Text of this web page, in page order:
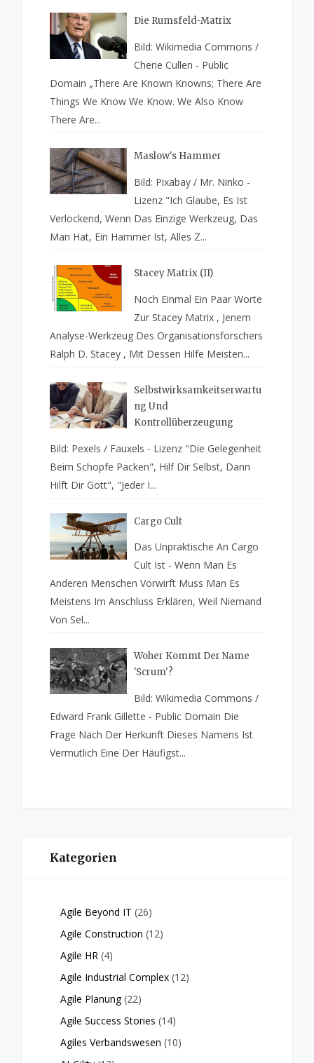
Die Rumsfeld-Matrix
Bild: Wikimedia Commons /
Cherie Cullen - Public
Domain „There Are Known Knowns; There Are
Things We Know We Know. We Also Know
There Are...
Maslow's Hammer
Bild: Pixabay / Mr. Ninko -
Lizenz "Ich Glaube, Es Ist
Verlockend, Wenn Das Einzige Werkzeug, Das
Man Hat, Ein Hammer Ist, Alles Z...
Stacey Matrix (II)
Noch Einmal Ein Paar Worte
Zur Stacey Matrix , Jenem
Analyse-Werkzeug Des Organisationsforschers
Ralph D. Stacey , Mit Dessen Hilfe Meisten...
Selbstwirksamkeitserwartu
Ng Und
Kontrollüberzeugung
Bild: Pexels / Fauxels - Lizenz "Die Gelegenheit
Beim Schopfe Packen", Hilf Dir Selbst, Dann
Hilft Dir Gott", "Jeder I...
Cargo Cult
Das Unpraktische An Cargo
Cult Ist - Wenn Man Es
Anderen Menschen Vorwirft Muss Man Es
Meistens Im Anschluss Erklären, Weil Niemand
Von Sel...
Woher Kommt Der Name
'Scrum'?
Bild: Wikimedia Commons /
Edward Frank Gillette - Public Domain Die
Frage Nach Der Herkunft Dieses Namens Ist
Vermutlich Eine Der Häufigst...
Kategorien
Agile Beyond IT (26)
Agile Construction (12)
Agile HR (4)
Agile Industrial Complex (12)
Agile Planung (22)
Agile Success Stories (14)
Agiles Verbandswesen (10)